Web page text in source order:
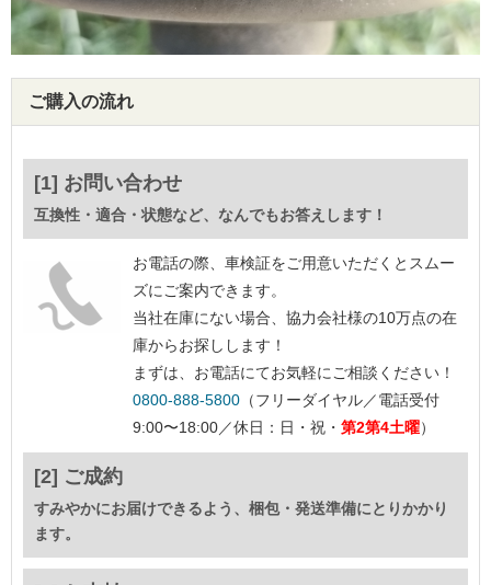
ご購入の流れ
[1] お問い合わせ
互換性・適合・状態など、なんでもお答えします！
お電話の際、車検証をご用意いただくとスムー
ズにご案内できます。
当社在庫にない場合、協力会社様の10万点の在
庫からお探しします！
まずは、お電話にてお気軽にご相談ください！
0800-888-5800 （フリーダイヤル／電話受付
9:00〜18:00／休日：日・祝・ 第2第4土曜）
[2] ご成約
すみやかにお届けできるよう、梱包・発送準備にとりかかり
ます。